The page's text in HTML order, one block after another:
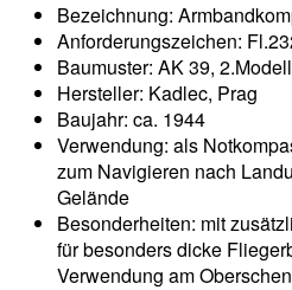
Bezeichnung:
Anforderungszeichen:
Baumuster: AK 39,
Hersteller: Kadlec, Prag
Baujahr: ca. 1944
Verwendung: als
zum Navigieren nach
Gelände
Besonderheiten: mit
für besonders dicke
Verwendung am